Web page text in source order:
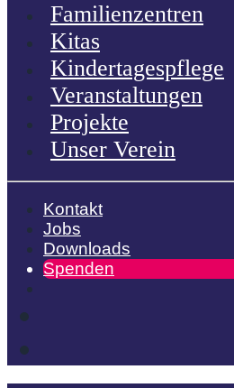
Familienzentren
Kitas
Kindertagespflege
Veranstaltungen
Projekte
Unser Verein
Kontakt
Jobs
Downloads
Spenden